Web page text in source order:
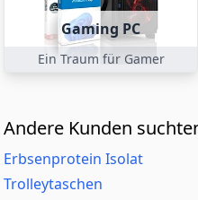
Gaming PC
Ein Traum für Gamer
Andere Kunden
Erbsenprotein Isolat
Trolleytaschen